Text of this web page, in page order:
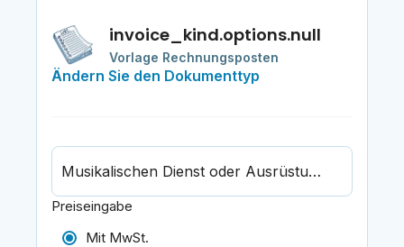
invoice_kind.options.null
Vorlage Rechnungsposten
Ändern Sie den Dokumenttyp
Musikalischen Dienst oder Ausrüstung suchen
Preiseingabe
Mit MwSt.